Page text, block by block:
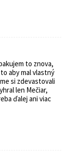
to znova,
aby mal vlastný
si zdevastovali
len Mečiar,
ďalej ani viac